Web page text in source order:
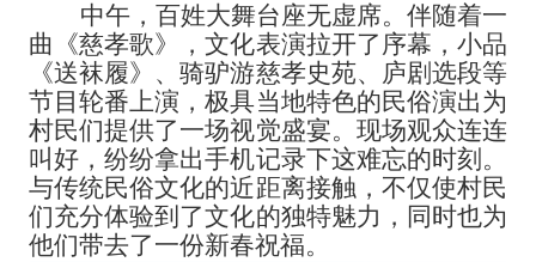
中午，百姓大舞台座无虚席。伴随着一
曲《慈孝歌》，文化表演拉开了序幕，小品
《送袜履》、骑驴游慈孝史苑、庐剧选段等
节目轮番上演，极具当地特色的民俗演出为
村民们提供了一场视觉盛宴。现场观众连连
叫好，纷纷拿出手机记录下这难忘的时刻。
与传统民俗文化的近距离接触，不仅使村民
们充分体验到了文化的独特魅力，同时也为
他们带去了一份新春祝福。